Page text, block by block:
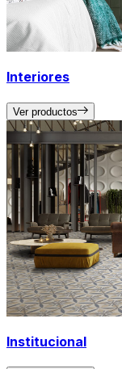
Interiores
Ver productos
Institucional